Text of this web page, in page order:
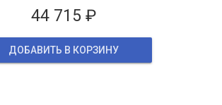
44 715 ₽
ДОБАВИТЬ В КОРЗИНУ